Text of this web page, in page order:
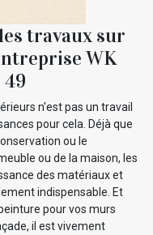
travaux sur
WK
n'est pas un travail
pour cela. Déjà que
ou le
ou de la maison, les
des matériaux et
indispensable. Et
pour vos murs
il est vivement